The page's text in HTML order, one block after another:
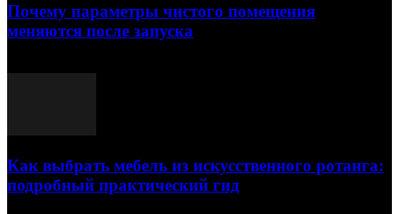
Почему параметры чистого помещения
меняются после запуска
Как выбрать мебель из искусственного ротанга:
подробный практический гид